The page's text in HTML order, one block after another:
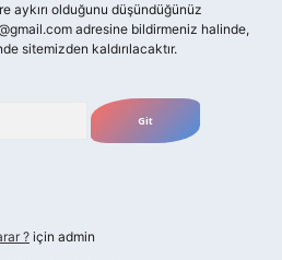
aykırı olduğunu düşündüğünüz
adresine bildirmeniz halinde,
sitemizden kaldırılacaktır.
? için admin